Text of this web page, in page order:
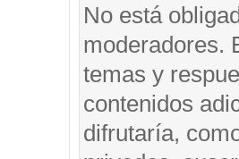
No está
moderadores.
temas y
contenidos
difrutaría,